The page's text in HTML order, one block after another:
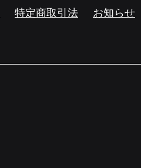
特定商取引法
お知らせ